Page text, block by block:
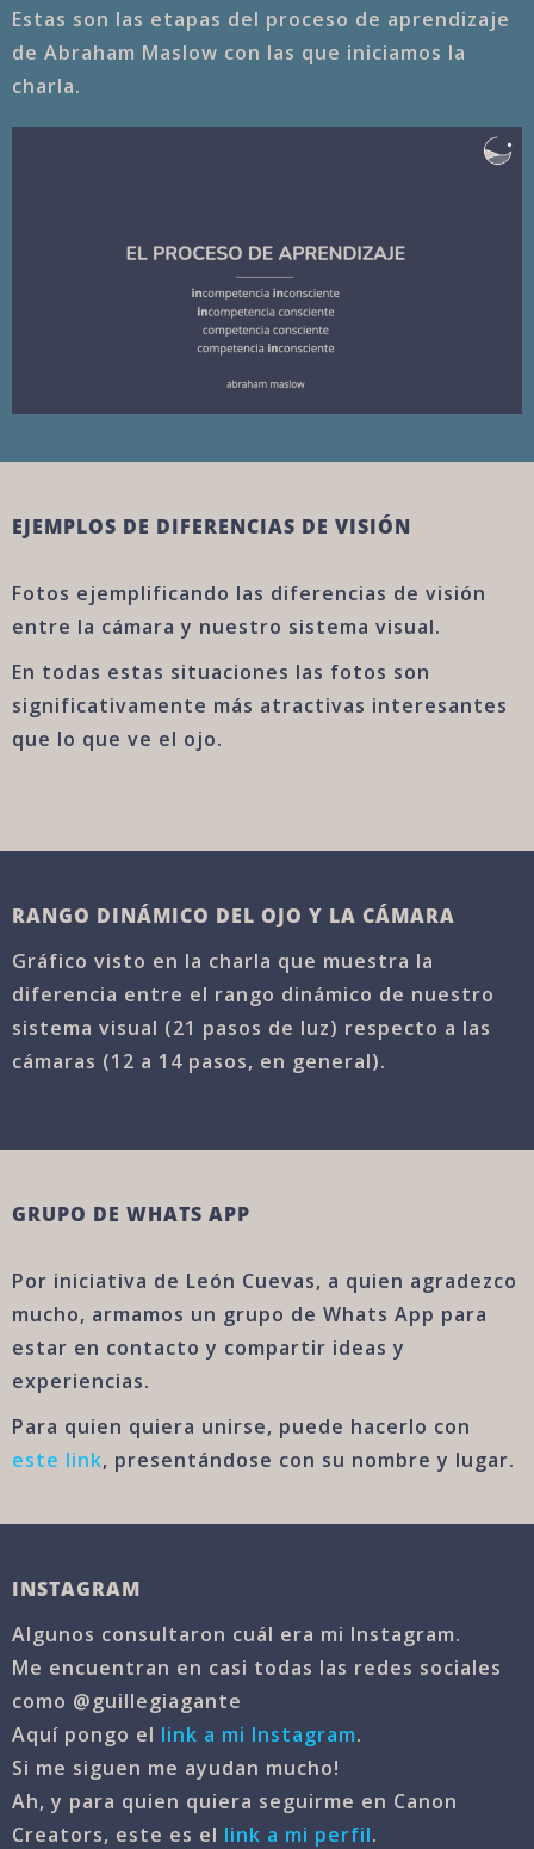
Estas son las etapas del proceso de aprendizaje
de Abraham Maslow con las que iniciamos la
charla.
EJEMPLOS DE DIFERENCIAS DE VISIÓN
Fotos ejemplificando las diferencias de visión
entre la cámara y nuestro sistema visual.
En todas estas situaciones las fotos son
significativamente más atractivas interesantes
que lo que ve el ojo.
RANGO DINÁMICO DEL OJO Y LA CÁMARA
Gráfico visto en la charla que muestra la
diferencia entre el rango dinámico de nuestro
sistema visual (21 pasos de luz) respecto a las
cámaras (12 a 14 pasos, en general).
GRUPO DE WHATS APP
Por iniciativa de León Cuevas, a quien agradezco
mucho, armamos un grupo de Whats App para
estar en contacto y compartir ideas y
experiencias.
Para quien quiera unirse, puede hacerlo con
este link, presentándose con su nombre y lugar.
INSTAGRAM
Algunos consultaron cuál era mi Instagram.
Me encuentran en casi todas las redes sociales
como @guillegiagante
Aquí pongo el link a mi Instagram.
Si me siguen me ayudan mucho!
Ah, y para quien quiera seguirme en Canon
Creators, este es el link a mi perfil.